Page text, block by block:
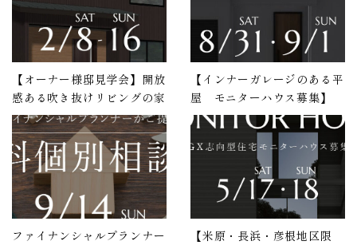
【オーナー様邸見学会】開放
感ある吹き抜けリビングの家
【インナーガレージのある平
屋 モニターハウス募集】
ファイナンシャルプランナー
【米原・長浜・彦根地区限